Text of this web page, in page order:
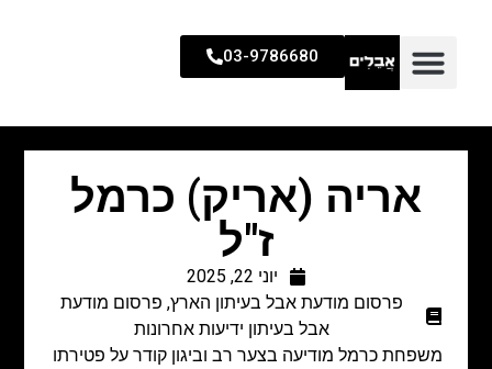
03-9786680
אריה (אריק) כרמל
ז"ל
יוני 22, 2025
פרסום מודעת אבל בעיתון הארץ, פרסום מודעת
אבל בעיתון ידיעות אחרונות
משפחת כרמל מודיעה בצער רב וביגון קודר על פטירתו